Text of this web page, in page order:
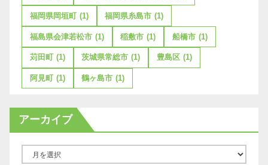
福岡県岡垣町 (1) 福岡県糸島市 (1)
福島県会津若松市 (1) 稲敷市 (1) 船橋市 (1)
苅田町 (1) 茨城県常総市 (1) 豊島区 (1)
阿見町 (1) 鶴ヶ島市 (1)
アーカイブ